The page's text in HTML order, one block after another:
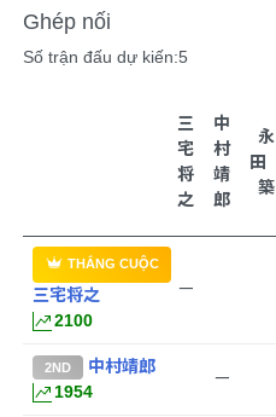
Ghép nối
Số trận đấu dự kiến:5
三
宅
将
之
中
村
靖
郎
永
田
築
THẮNG CUỘC
三宅将之
2100
ー
2ND
中村靖郎
1954
ー